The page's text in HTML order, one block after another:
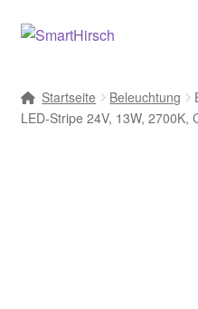
Startseite Beleuchtung
LED-Stripe 24V, 13W, 2700K,